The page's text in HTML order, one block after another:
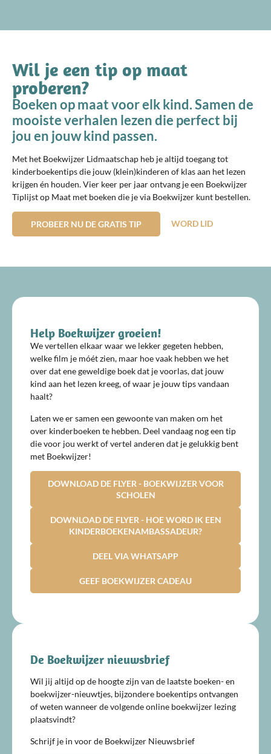
Wil je een tip op maat
proberen?
Boeken op maat voor elk kind. Samen de
mooiste verhalen lezen die perfect bij
jou en jouw kind passen.
Met het Boekwijzer Lidmaatschap heb je altijd toegang tot
kinderboekentips die jouw (klein)kinderen of klas aan het lezen
krijgen én houden. Vier keer per jaar ontvang je een Boekwijzer
Tiplijst op Maat met boeken die je via Boekwijzer kunt bestellen.
PROBEER NU DE GRATIS TIP WORD LID
Help Boekwijzer groeien!
We vertellen elkaar waar we lekker gegeten hebben,
welke film je móét zien, maar hoe vaak hebben we het
over dat ene geweldige boek dat je voorlas, dat jouw
kind aan het lezen kreeg, of waar je jouw tips vandaan
haalt?
Laten we er samen een gewoonte van maken om het
over kinderboeken te hebben. Deel vandaag nog een tip
die voor jou werkt of vertel anderen dat je gelukkig bent
met Boekwijzer!
DOWNLOAD DE FLYER - BOEKWIJZER VOOR
SCHOLEN
DOWNLOAD DE FLYER - HOE WORD IK EEN
KINDERBOEKENAMBASSADEUR?
DEEL VIA WHATSAPP
GEEF BOEKWIJZER CADEAU
De Boekwijzer nieuwsbrief
Wil jij altijd op de hoogte zijn van de laatste boeken- en
boekwijzer-nieuwtjes, bijzondere boekentips ontvangen
of weten wanneer de volgende online boekwijzer lezing
plaatsvindt?
Schrijf je in voor de Boekwijzer Nieuwsbrief